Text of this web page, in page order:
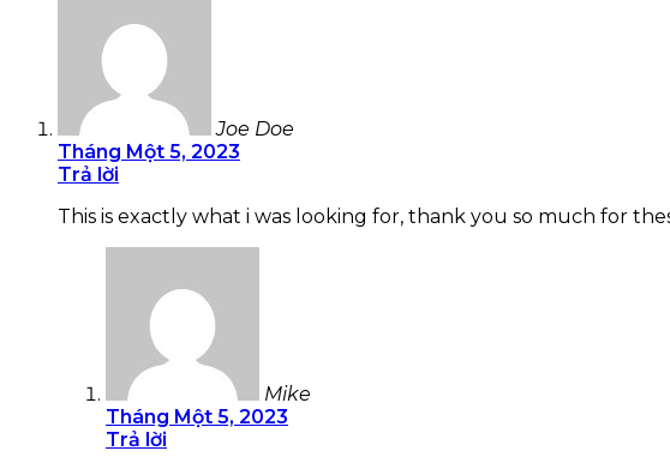
Joe Doe
Tháng Một 5, 2023
Trả lời
This is exactly what i was looking for, thank you so much for
Mike
Tháng Một 5, 2023
Trả lời